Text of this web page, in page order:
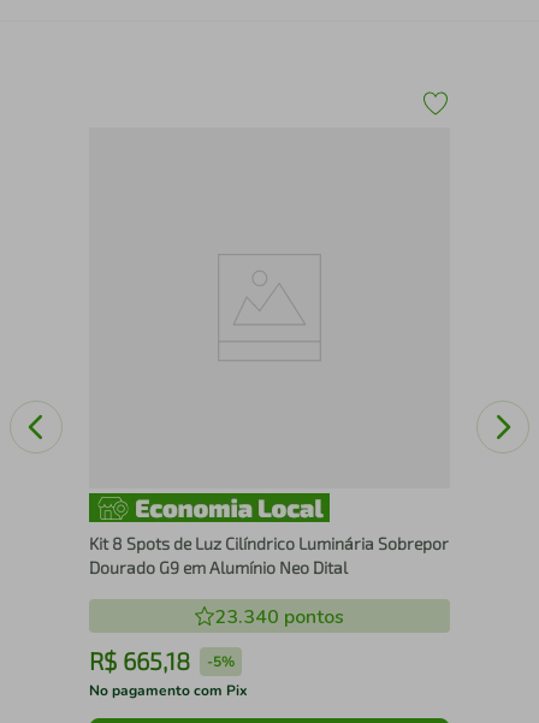
Kit 8 Spots de Luz Cilíndrico Luminária Sobrepor
Dourado G9 em Alumínio Neo Dital
23.340 pontos
R$ 665,18 -5%
No pagamento com Pix